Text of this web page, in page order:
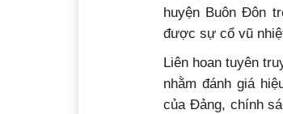
huyện Buôn Đôn
được sự cổ vũ
Liên hoan tuyên
nhằm đánh giá
của Đảng, chính